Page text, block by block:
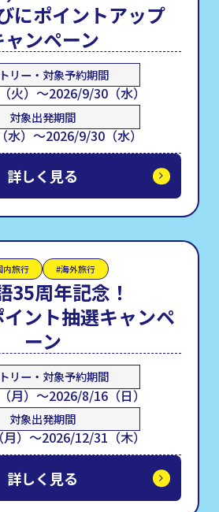
にポイントアップ
ャンペーン
リー・対象予約期間
火）～2026/9/30（水）
対象出発期間
水）～2026/9/30（水）
詳しく見る
内旅行 #海外旅行
35周年記念！
イント抽選キャンペ
ーン
リー・対象予約期間
月）〜2026/8/16（日）
対象出発期間
）～2026/12/31（木）
詳しく見る